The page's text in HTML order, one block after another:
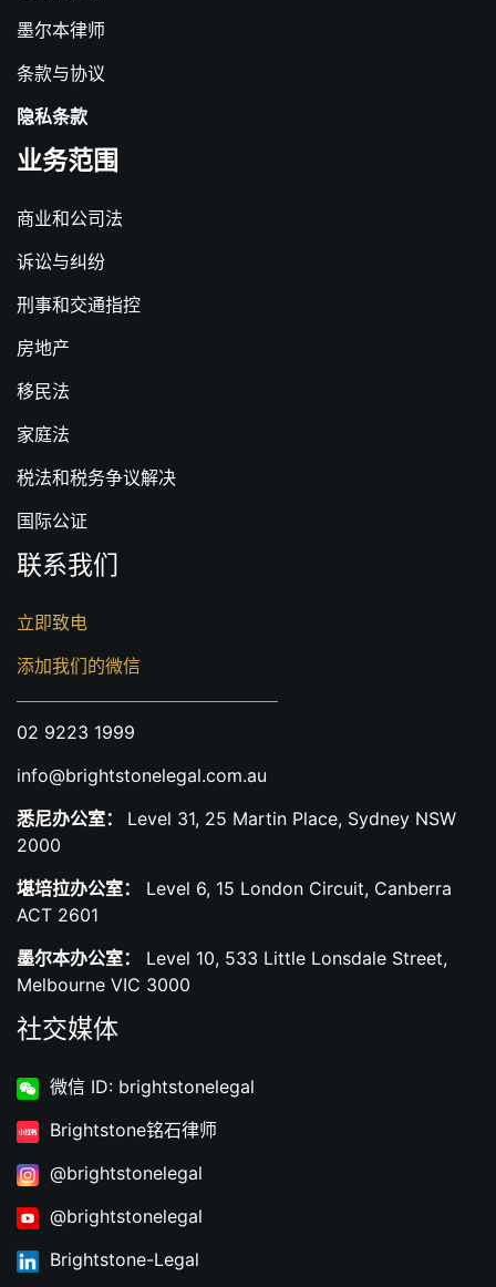
墨尔本律师
条款与协议
隐私条款
业务范围
商业和公司法
诉讼与纠纷
刑事和交通指控
房地产
移民法
家庭法
税法和税务争议解决
国际公证
联系我们
立即致电
添加我们的微信
02 9223 1999
info@brightstonelegal.com.au
悉尼办公室： Level 31, 25 Martin Place, Sydney NSW
2000
堪培拉办公室：
Level 6, 15 London Circuit, Canberra
ACT 2601
墨尔本办公室：
Level 10, 533 Little Lonsdale Street,
Melbourne VIC 3000
社交媒体
微信 ID: brightstonelegal
Brightstone铭石律师
@brightstonelegal
@brightstonelegal
Brightstone-Legal